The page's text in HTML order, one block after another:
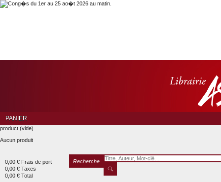
Recherche
PANIER
product (vide)
Aucun produit
0,00 € Frais de port
0,00 € Taxes
0,00 € Total